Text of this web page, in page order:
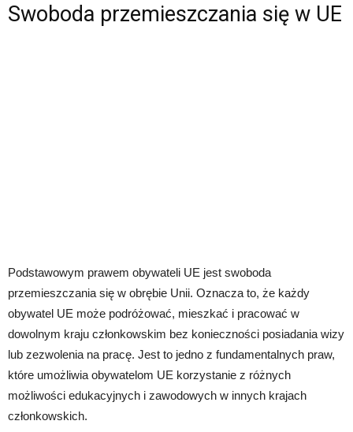
Swoboda przemieszczania się w UE
Podstawowym prawem obywateli UE jest swoboda
przemieszczania się w obrębie Unii. Oznacza to, że każdy
obywatel UE może podróżować, mieszkać i pracować w
dowolnym kraju członkowskim bez konieczności posiadania wizy
lub zezwolenia na pracę. Jest to jedno z fundamentalnych praw,
które umożliwia obywatelom UE korzystanie z różnych
możliwości edukacyjnych i zawodowych w innych krajach
członkowskich.